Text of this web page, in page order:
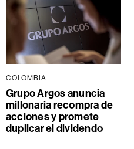
COLOMBIA
Grupo Argos anuncia
millonaria recompra de
acciones y promete
duplicar el dividendo